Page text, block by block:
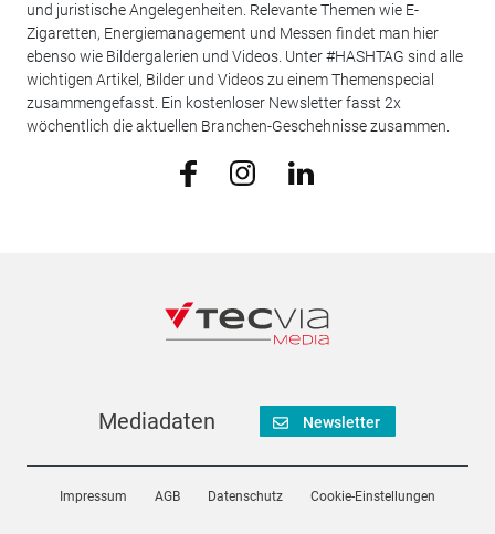
und juristische Angelegenheiten. Relevante Themen wie E-
Zigaretten, Energiemanagement und Messen findet man hier
ebenso wie Bildergalerien und Videos. Unter #HASHTAG sind alle
wichtigen Artikel, Bilder und Videos zu einem Themenspecial
zusammengefasst. Ein kostenloser Newsletter fasst 2x
wöchentlich die aktuellen Branchen-Geschehnisse zusammen.
Mediadaten Newsletter
Impressum AGB Datenschutz Cookie-Einstellungen